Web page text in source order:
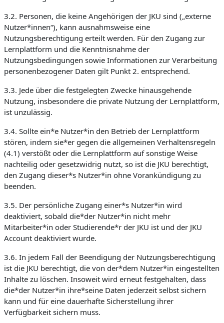
3.2. Personen, die keine Angehörigen der JKU sind („externe
Nutzer*innen“), kann ausnahmsweise eine
Nutzungsberechtigung erteilt werden. Für den Zugang zur
Lernplattform und die Kenntnisnahme der
Nutzungsbedingungen sowie Informationen zur Verarbeitung
personenbezogener Daten gilt Punkt 2. entsprechend.
3.3. Jede über die festgelegten Zwecke hinausgehende
Nutzung, insbesondere die private Nutzung der Lernplattform,
ist unzulässig.
3.4. Sollte ein*e Nutzer*in den Betrieb der Lernplattform
stören, indem sie*er gegen die allgemeinen Verhaltensregeln
(4.1) verstößt oder die Lernplattform auf sonstige Weise
nachteilig oder gesetzwidrig nutzt, so ist die JKU berechtigt,
den Zugang dieser*s Nutzer*in ohne Vorankündigung zu
beenden.
3.5. Der persönliche Zugang einer*s Nutzer*in wird
deaktiviert, sobald die*der Nutzer*in nicht mehr
Mitarbeiter*in oder Studierende*r der JKU ist und der JKU
Account deaktiviert wurde.
3.6. In jedem Fall der Beendigung der Nutzungsberechtigung
ist die JKU berechtigt, die von der*dem Nutzer*in eingestellten
Inhalte zu löschen. Insoweit wird erneut festgehalten, dass
die*der Nutzer*in ihre*seine Daten jederzeit selbst sichern
kann und für eine dauerhafte Sicherstellung ihrer
Verfügbarkeit sichern muss.